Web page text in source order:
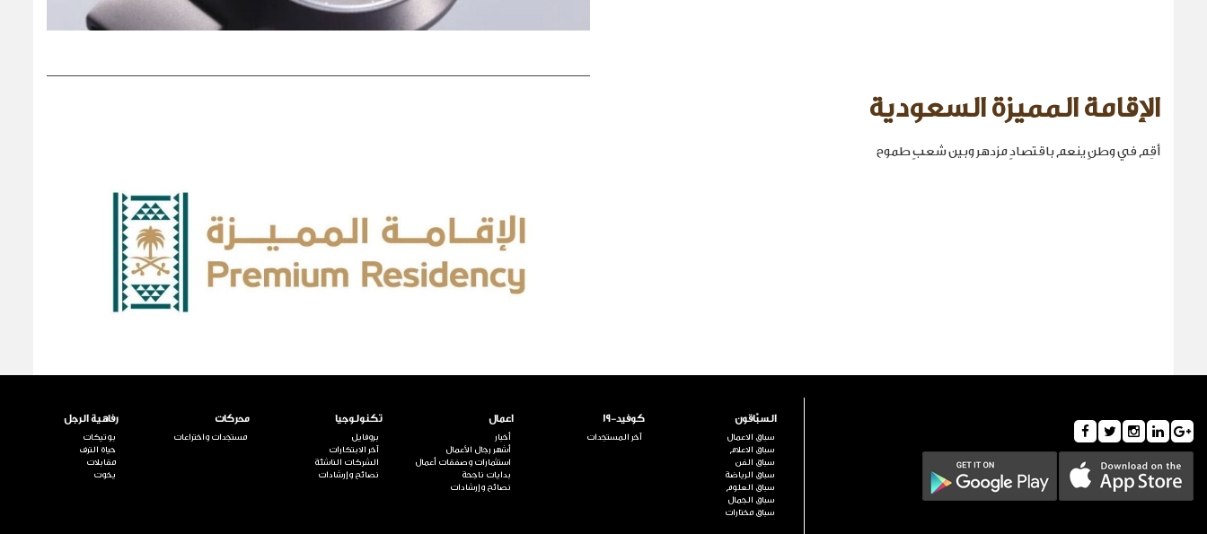
الإقامة المميزة السعودية
أقِم في وطنٍ ينعم باقتصادٍ مزدهر وبين شعبٍ طموح
السبّاقون
سباق الاعمال
سباق الاعلام
سباق الفن
سباق الرياضة
سباق العلوم
سباق الجمال
سباق مختارات
كوفيد-19
آخر المستجدات
اعمال
أخبار
أشهر رجال الأعمال
استثمارات وصفقات أعمال
بدايات ناجحة
نصائح وإرشادات
تكنولوجيا
بروفايل
آخر الابتكارات
الشركات الناشئة
نصائح وإرشادات
محركات
مستجدات واختراعات
رفاهية الرجل
بوتيكات
حياة الترف
مقابلات
يخوت